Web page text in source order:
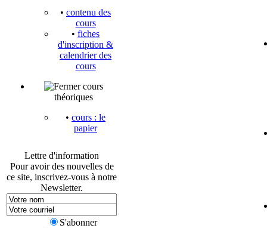
• contenu des
cours
• fiches
d'inscription &
calendrier des
cours
cours
théoriques
• cours : le
papier
Lettre d'information
Pour avoir des nouvelles de
ce site, inscrivez-vous à notre
Newsletter.
S'abonner